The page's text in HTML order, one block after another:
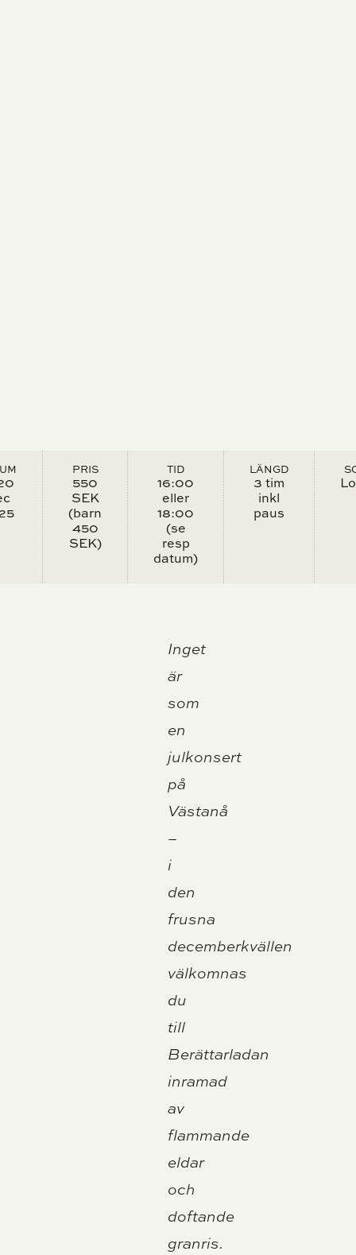
PRIS
550
SEK
(barn
450
SEK)
TID
16:00
eller
18:00
(se
resp
datum)
LÄNGD
3 tim
inkl
paus
Inget
är
som
en
julkonsert
på
Västanå
–
i
den
frusna
decemberkvällen
välkomnas
du
till
Berättarladan
inramad
av
flammande
eldar
och
doftande
granris.